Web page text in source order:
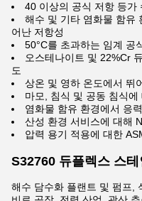
40 이상의 공식 저항 등가
해수 및 기타 염화물 함유
어난 저항성
50°C를 초과하는 임계 공
오스테나이트 및 22%Cr
도
상온 및 영하 온도에서 뛰
마모, 침식 및 공동 침식에
염화물 함유 환경에서 응
산성 환경 서비스에 대해
압력 용기 적용에 대한
S32760 듀플렉스 스
해수 담수화 플랜트 및 펌프,